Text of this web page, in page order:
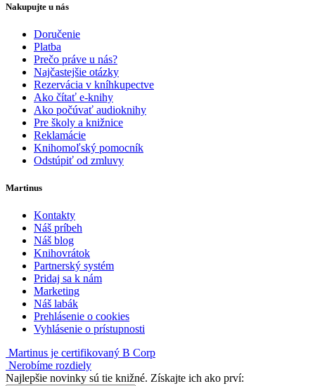
Nakupujte u nás
Doručenie
Platba
Prečo práve u nás?
Najčastejšie otázky
Rezervácia v kníhkupectve
Ako čítať e-knihy
Ako počúvať audioknihy
Pre školy a knižnice
Reklamácie
Knihomoľský pomocník
Odstúpiť od zmluvy
Martinus
Kontakty
Náš príbeh
Náš blog
Knihovrátok
Partnerský systém
Pridaj sa k nám
Marketing
Náš labák
Prehlásenie o cookies
Vyhlásenie o prístupnosti
Martinus je certifikovaný B Corp
Nerobíme rozdiely
Najlepšie novinky sú tie knižné. Získajte ich ako prví: